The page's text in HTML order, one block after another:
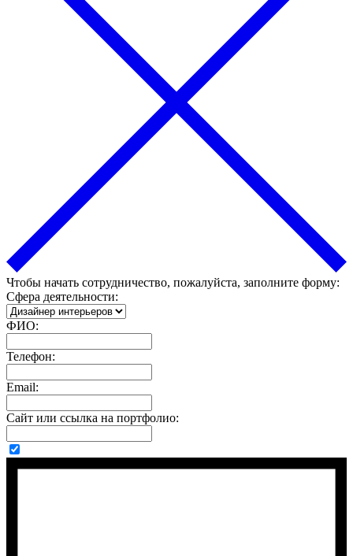
Чтобы начать сотрудничество, пожалуйста, заполните форму:
Сфера деятельности:
ФИО:
Телефон:
Email:
Сайт или ссылка на портфолио: